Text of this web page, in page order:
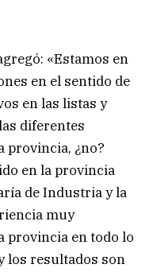
«Estamos en
en el sentido de
en las listas y
diferentes
provincia, ¿no?
en la provincia
de Industria y la
muy
provincia en todo lo
los resultados son